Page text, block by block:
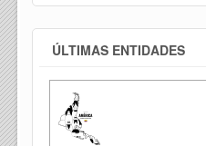
ÚLTIMAS ENTIDADES